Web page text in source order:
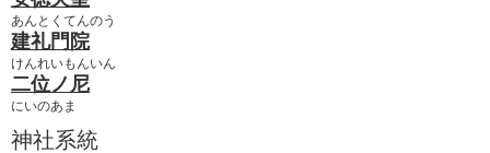
あんとくてんのう
建礼門院
けんれいもんいん
二位ノ尼
にいのあま
神社系統